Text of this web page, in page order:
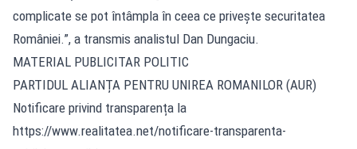
complicate se pot întâmpla în ceea ce privește securitatea
României.”, a transmis analistul Dan Dungaciu.
MATERIAL PUBLICITAR POLITIC
PARTIDUL ALIANȚA PENTRU UNIREA ROMANILOR (AUR)
Notificare privind transparența la
https://www.realitatea.net/notificare-transparenta-